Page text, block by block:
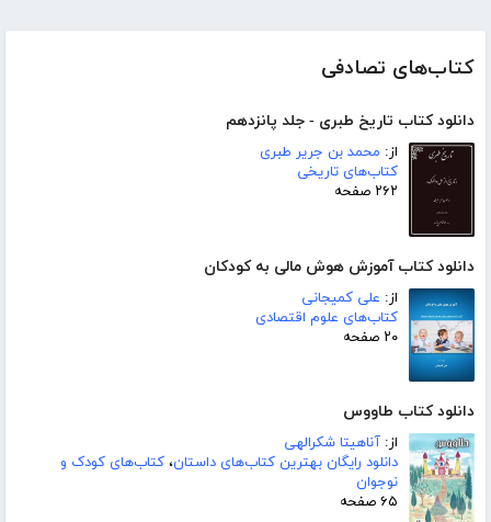
کتاب‌های تصادفی
دانلود کتاب تاریخ طبری - جلد پانزدهم
از: محمد بن جریر طبری
کتاب‌های تاریخی
۲۶۲ صفحه
دانلود کتاب آموزش هوش مالی به کودکان
از: علی کمیجانی
کتاب‌های علوم اقتصادی
۲۰ صفحه
دانلود کتاب طاووس
از: آناهیتا شکرالهی
دانلود رایگان بهترین کتاب‌های داستان، کتاب‌های کودک و
نوجوان
۶۵ صفحه